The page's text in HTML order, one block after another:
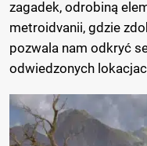
zagadek, odrobiną
metroidvanii, gdzie
pozwala nam odkryć
odwiedzonych